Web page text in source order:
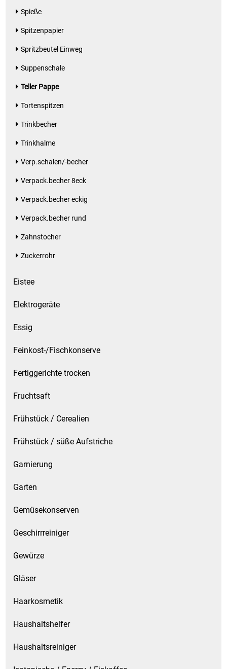
Spieße
Spitzenpapier
Spritzbeutel Einweg
Suppenschale
Teller Pappe
Tortenspitzen
Trinkbecher
Trinkhalme
Verp.schalen/-becher
Verpack.becher 8eck
Verpack.becher eckig
Verpack.becher rund
Zahnstocher
Zuckerrohr
Eistee
Elektrogeräte
Essig
Feinkost-/Fischkonserve
Fertiggerichte trocken
Fruchtsaft
Frühstück / Cerealien
Frühstück / süße Aufstriche
Garnierung
Garten
Gemüsekonserven
Geschirrreiniger
Gewürze
Gläser
Haarkosmetik
Haushaltshelfer
Haushaltsreiniger